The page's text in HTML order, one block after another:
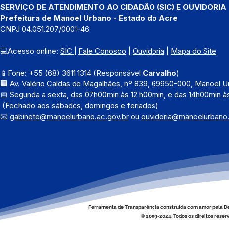
SERVIÇO DE ATENDIMENTO AO CIDADÃO (SIC) E OUVIDORIA
Prefeitura de Manoel Urbano - Estado do Acre
CNPJ 04.051.207/0001-46
💻Acesso online: SIC Fale Conosco Ouvidoria Mapa do Site
📱Fone: +55 (68) 3611 1314 (Responsável Carvalho)
🏢 Av. Valério Caldas de Magalhães, nº 839, 69950-000, Manoel
📅 Segunda a sexta, das 07h00min às 12 h00min, e das 14h00min
(Fechado aos sábados, domingos e feriados)
📧 gabinete@manoelurbano.ac.gov.br ou
Ferramenta de Transparência construída com amor pela
© 2009-2024. Todos os direitos